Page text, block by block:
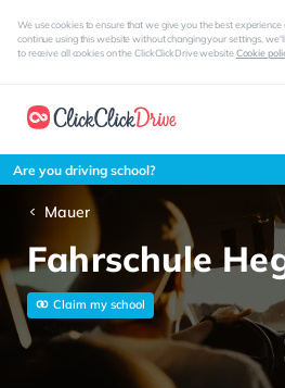
We use cookies to ensure that we give you the best experience
continue using this website without changing your settings,
to receive all cookies on the ClickClickDrive websiteCookie
Are you driving school?
Mauer
Fahrschule
Claim my school